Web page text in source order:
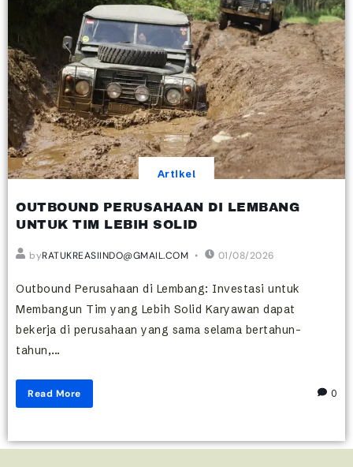
Artikel
OUTBOUND PERUSAHAAN DI LEMBANG
UNTUK TIM LEBIH SOLID
byRATUKREASIINDO@GMAIL.COM 01/08/2026
Outbound Perusahaan di Lembang: Investasi untuk
Membangun Tim yang Lebih Solid Karyawan dapat
bekerja di perusahaan yang sama selama bertahun-
tahun,...
Read More 0